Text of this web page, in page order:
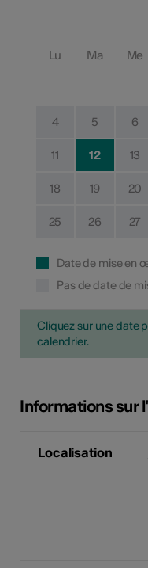
Lu Ma Me
4 5 6
11 12 13
18 19 20
25 26 27
Date de mise en
Pas de date de
Cliquez sur une date
calendrier.
Informations sur
Localisation